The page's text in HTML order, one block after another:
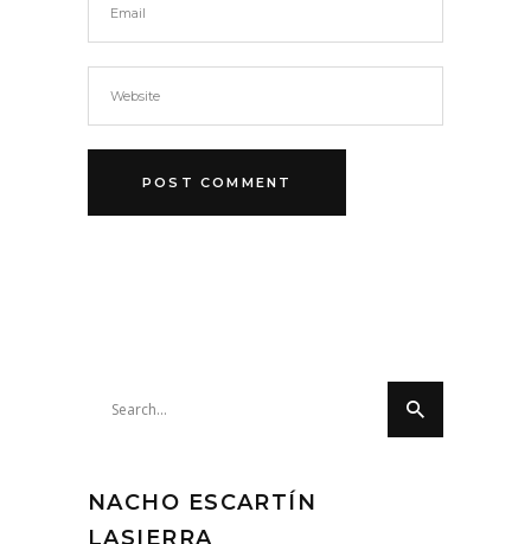
NACHO ESCARTÍN
LASIERRA